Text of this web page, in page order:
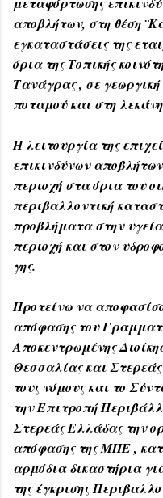
αποβλήτων, στη θέση
εγκαταστάσεις της
όρια της Τοπικής
Τανάγρας , σε
ποταμού και στη
Η λειτουργία της
επικινδύνων
περιοχή στα όρια του
περιβαλλοντική
προβλήματα στην
περιοχή και στον
γης.
Προτείνω να
απόφασης του
Αποκεντρωμένης
Θεσσαλίας και
τους νόμους και το
την Επιτροπή
Στερεάς Ελλάδας την
απόφασης της ΜΠΕ ,
αρμόδια δικαστήρια
της έγκρισης